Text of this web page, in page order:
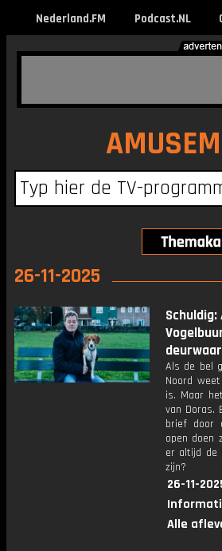
Nederland.FM Podcast.NL
26-11-2025
Als de bel
Noord
is. Maar
van Doras.
brief door
open doen
er altijd de
zijn?
26-11-
Alle